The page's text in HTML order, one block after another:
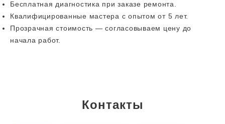
Бесплатная диагностика при заказе ремонта.
Квалифицированные мастера с опытом от 5 лет.
Прозрачная стоимость — согласовываем цену до
начала работ.
Контакты